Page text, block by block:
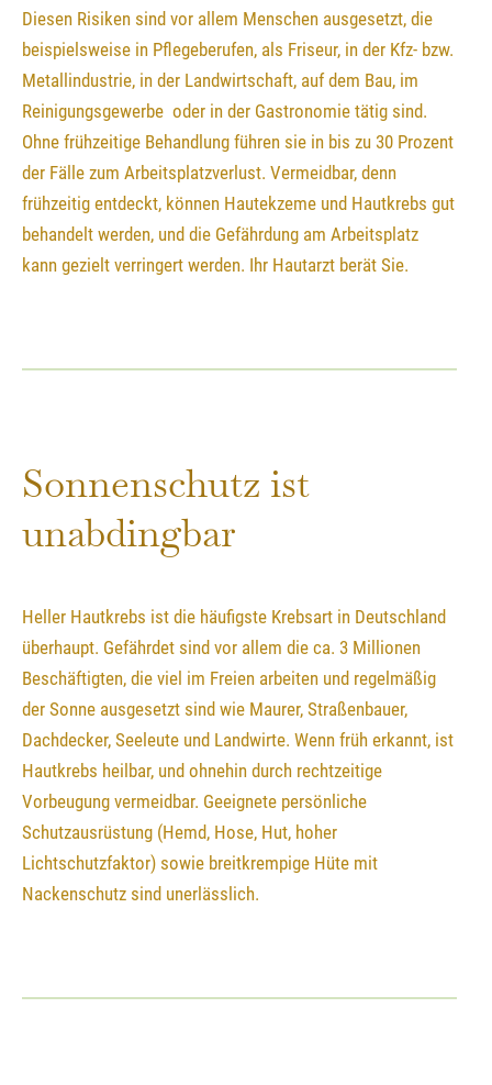
Diesen Risiken sind vor allem Menschen ausgesetzt, die
beispielsweise in Pflegeberufen, als Friseur, in der Kfz- bzw.
Metallindustrie, in der Landwirtschaft, auf dem Bau, im
Reinigungsgewerbe oder in der Gastronomie tätig sind.
Ohne frühzeitige Behandlung führen sie in bis zu 30 Prozent
der Fälle zum Arbeitsplatzverlust. Vermeidbar, denn
frühzeitig entdeckt, können Hautekzeme und Hautkrebs gut
behandelt werden, und die Gefährdung am Arbeitsplatz
kann gezielt verringert werden. Ihr Hautarzt berät Sie.
Sonnenschutz ist
unabdingbar
Heller Hautkrebs ist die häufigste Krebsart in Deutschland
überhaupt. Gefährdet sind vor allem die ca. 3 Millionen
Beschäftigten, die viel im Freien arbeiten und regelmäßig
der Sonne ausgesetzt sind wie Maurer, Straßenbauer,
Dachdecker, Seeleute und Landwirte. Wenn früh erkannt, ist
Hautkrebs heilbar, und ohnehin durch rechtzeitige
Vorbeugung vermeidbar. Geeignete persönliche
Schutzausrüstung (Hemd, Hose, Hut, hoher
Lichtschutzfaktor) sowie breitkrempige Hüte mit
Nackenschutz sind unerlässlich.